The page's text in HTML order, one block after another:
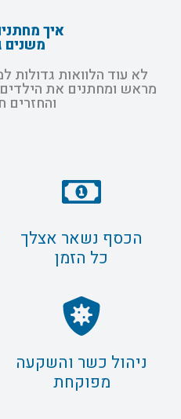
איך
משנים
לא עוד הלוואות גדולות
מראש ומחתנים את
והחזרים
הכסף נשאר אצלך
כל הזמן
ניהול כשר והשקעה
מפוקחת